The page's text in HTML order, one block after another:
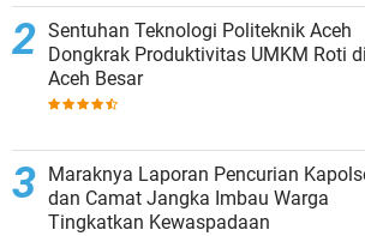
Sentuhan Teknologi Politeknik Aceh
Dongkrak Produktivitas UMKM Roti di
Aceh Besar
Maraknya Laporan Pencurian
dan Camat Jangka Imbau Warga
Tingkatkan Kewaspadaan